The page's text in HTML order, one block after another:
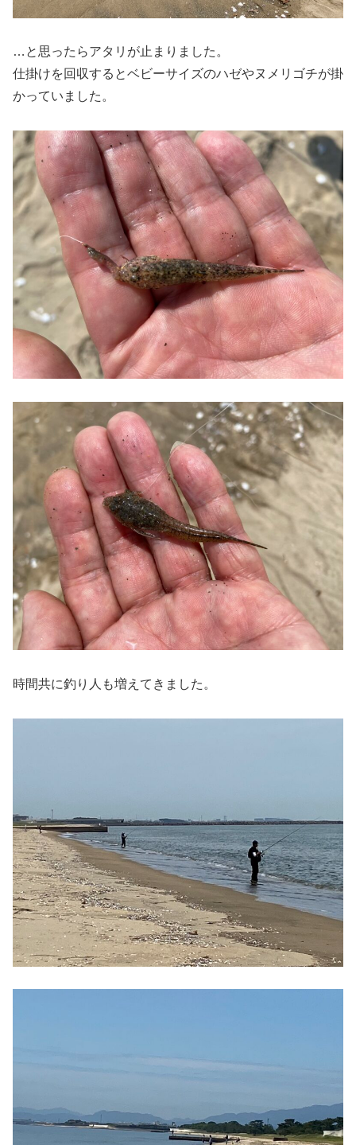
…と思ったらアタリが止まりました。
仕掛けを回収するとベビーサイズのハゼやヌメリゴチが掛
かっていました。
時間共に釣り人も増えてきました。